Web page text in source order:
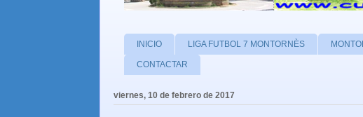
INICIO LIGA FUTBOL 7 MONTORNÈS
CONTACTAR
viernes, 10 de febrero de 2017